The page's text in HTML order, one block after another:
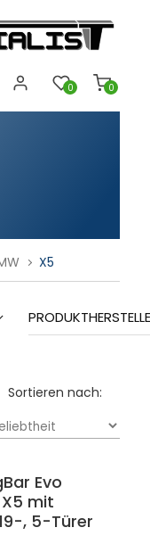
0
0
X5
Sortieren nach:
Evo
mit
, 5-Türer